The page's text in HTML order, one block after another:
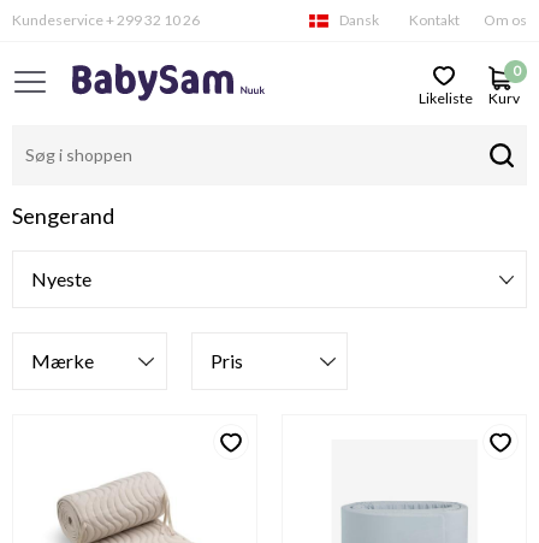
Kundeservice + 299 32 10 26 Kontakt Om os
Dansk
Kurv
0
Likeliste
Sengerand
Mærke
Pris